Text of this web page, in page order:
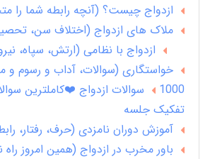
ازدواج چیست؟ (آنچه رابطه شما را
ملاک های ازدواج (اختلاف سن،
ازدواج با نظامی (ارتش، سپاه،
خواستگاری (سوالات، آداب و رسوم و
1000 سوالات ازدواج ❤️کاملترین
تفکیک جلسه
آموزش دوران نامزدی (حرف، رفتار،
باور مخرب در ازدواج (همین امروز